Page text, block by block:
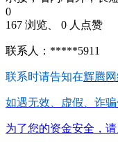
0
167 浏览、 0 人点赞
联系人：*****5911
联系时请告知在辉腾
如遇无效、虚假、诈
为了您的资金安全，